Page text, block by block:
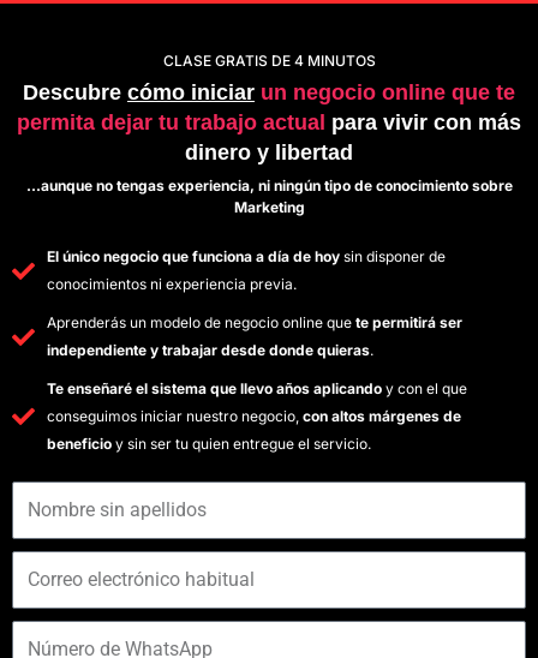
CLASE GRATIS DE 4 MINUTOS
Descubre cómo iniciar un negocio online que te
permita dejar tu trabajo actual para vivir con más
dinero y libertad
…aunque no tengas experiencia, ni ningún tipo de conocimiento sobre
Marketing
El único negocio que funciona a día de hoysin disponer de
conocimientos ni experiencia previa.
Aprenderás un modelo de negocio online que te permitirá ser
independiente y trabajar desde donde quieras.
Te enseñaré el sistema que llevo años aplicandoy con el que
conseguimos iniciar nuestro negocio, con altos márgenes de
beneficioy sin ser tu quien entregue el servicio.